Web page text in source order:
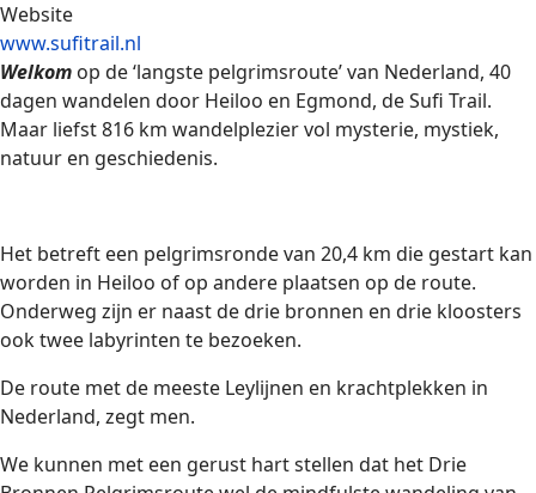
Website
www.sufitrail.nl
Welkom op de ‘langste pelgrimsroute’ van Nederland, 40
dagen wandelen door Heiloo en Egmond, de Sufi Trail.
Maar liefst 816 km wandelplezier vol mysterie, mystiek,
natuur en geschiedenis.
Het betreft een pelgrimsronde van 20,4 km die gestart kan
worden in Heiloo of op andere plaatsen op de route.
Onderweg zijn er naast de drie bronnen en drie kloosters
ook twee labyrinten te bezoeken.
De route met de meeste Leylijnen en krachtplekken in
Nederland, zegt men.
We kunnen met een gerust hart stellen dat het Drie